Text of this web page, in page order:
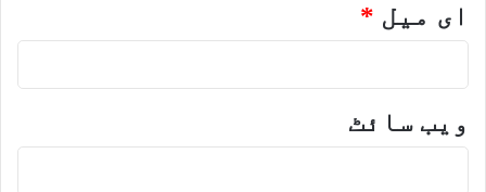
ای میل *
ویب‌ سائٹ